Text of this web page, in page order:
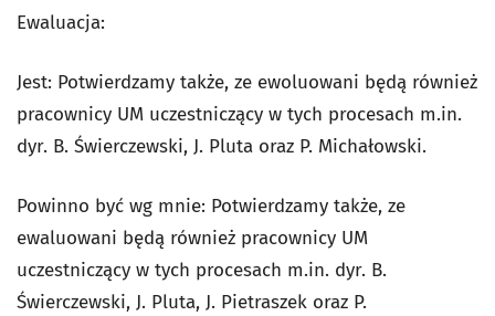
Ewaluacja:
Jest: Potwierdzamy także, ze ewoluowani będą również
pracownicy UM uczestniczący w tych procesach m.in.
dyr. B. Świerczewski, J. Pluta oraz P. Michałowski.
Powinno być wg mnie: Potwierdzamy także, ze
ewaluowani będą również pracownicy UM
uczestniczący w tych procesach m.in. dyr. B.
Świerczewski, J. Pluta, J. Pietraszek oraz P.